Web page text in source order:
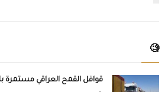
🧐
قوافل القمح العراقي مستمرة